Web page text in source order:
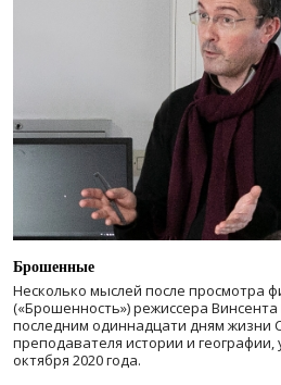
Брошенные
Несколько мыслей после просмотра
(«Брошенность») режиссера
последним одиннадцати дням жизни
преподавателя истории и
октября 2020 года.